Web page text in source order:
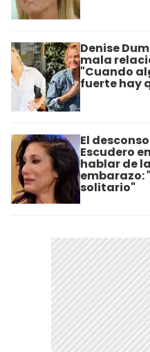
Denise
mala
"Cuando
fuerte hay
El
Escudero
hablar de
embarazo:
solitario"